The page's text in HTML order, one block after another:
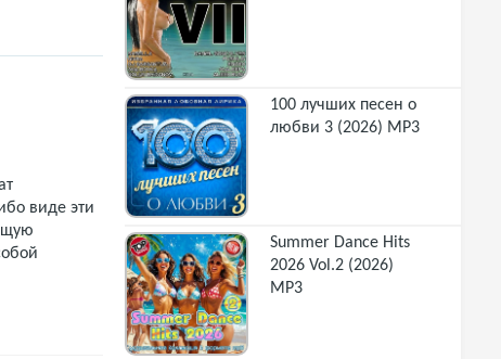
виде эти
100 лучших песен о
любви 3 (2026) MP3
Summer Dance Hits
2026 Vol.2 (2026)
MP3